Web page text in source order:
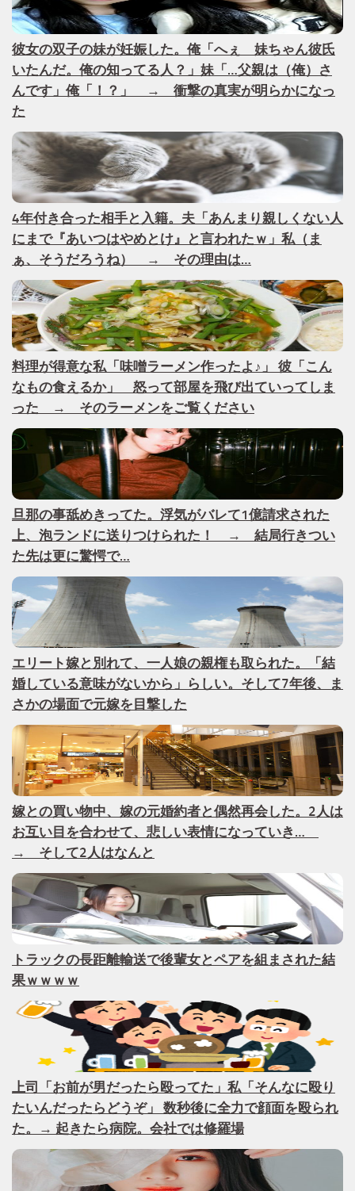
彼女の双子の妹が妊娠した。俺「へぇ 妹ちゃん彼氏
いたんだ。俺の知ってる人？」妹「…父親は（俺）さ
んです」俺「！？」 → 衝撃の真実が明らかになっ
た
4年付き合った相手と入籍。夫「あんまり親しくない人
にまで『あいつはやめとけ』と言われたｗ」私（ま
ぁ、そうだろうね） → その理由は…
料理が得意な私「味噌ラーメン作ったよ♪」 彼「こん
なもの食えるか」 怒って部屋を飛び出ていってしま
った → そのラーメンをご覧ください
旦那の事舐めきってた。浮気がバレて1億請求された
上、泡ランドに送りつけられた！ → 結局行きつい
た先は更に驚愕で…
エリート嫁と別れて、一人娘の親権も取られた。「結
婚している意味がないから」らしい。そして7年後、ま
さかの場面で元嫁を目撃した
嫁との買い物中、嫁の元婚約者と偶然再会した。2人は
お互い目を合わせて、悲しい表情になっていき…
→ そして2人はなんと
トラックの長距離輸送で後輩女とペアを組まされた結
果ｗｗｗｗ
上司「お前が男だったら殴ってた」私「そんなに殴り
たいんだったらどうぞ」 数秒後に全力で顔面を殴られ
た。→ 起きたら病院。会社では修羅場